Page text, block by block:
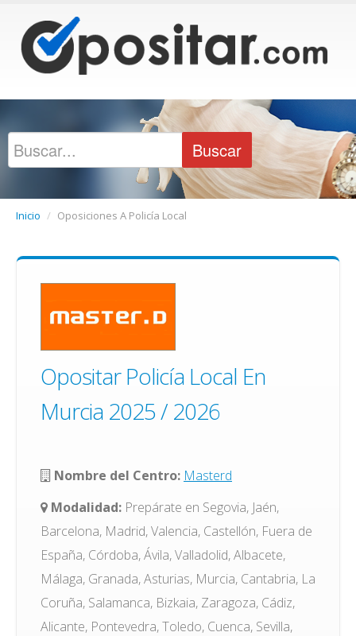
Inicio / Oposiciones A Policía Local
Opositar Policía Local En
Murcia 2025 / 2026
Nombre del Centro: Masterd
Modalidad: Prepárate en Segovia, Jaén,
Barcelona, Madrid, Valencia, Castellón, Fuera de
España, Córdoba, Ávila, Valladolid, Albacete,
Málaga, Granada, Asturias, Murcia, Cantabria, La
Coruña, Salamanca, Bizkaia, Zaragoza, Cádiz,
Alicante, Pontevedra, Toledo, Cuenca, Sevilla,